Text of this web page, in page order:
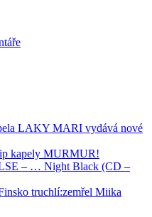
LAKY MARI vydává nové
kapely MURMUR!
– … Night Black (CD –
truchlí:zemřel Miika